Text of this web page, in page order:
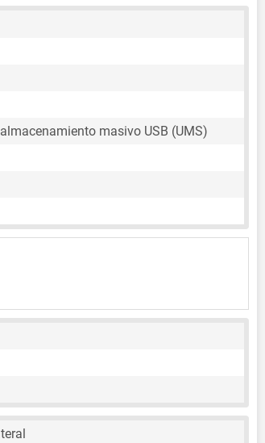
masivo USB (UMS)